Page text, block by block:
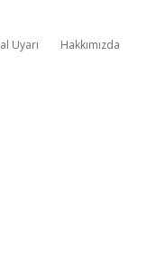
Uyarı Hakkımızda